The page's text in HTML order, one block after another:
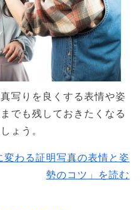
写りを良くする表情や姿
でも残しておきたくなる
ょう。
変わる証明写真の表情と姿
勢のコツ」を読む